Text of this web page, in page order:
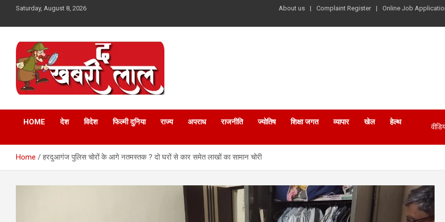
content
Saturday, August 8, 2026 About us Complaint Register Online Job
The Khabri Laal
Online News Portal
HOME
देश विदेश फिल्मी दुनिया राज्य अपराध राजनीति ज्योतिष शिक्षा जगत व्यापार खेल हेल्थ
Home हरदुआगंज पुलिस चोरों के आगे नतमस्तक ? दो घरों से कार समेत लाखों का सामान चोरी